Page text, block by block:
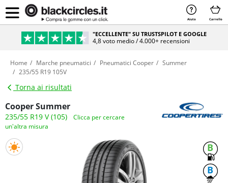
Aiuto Carrello
"ECCELLENTE" SU TRUSTSPILOT E GOOGLE
4,8 voto medio / 4.000+ recensioni
Home Marche pneumatici Pneumatici Cooper
Summer
235/55 R19 105V
Torna ai risultati
Cooper Summer
235/55 R19 V (105)
Clicca per cercare
un'altra misura
B
B